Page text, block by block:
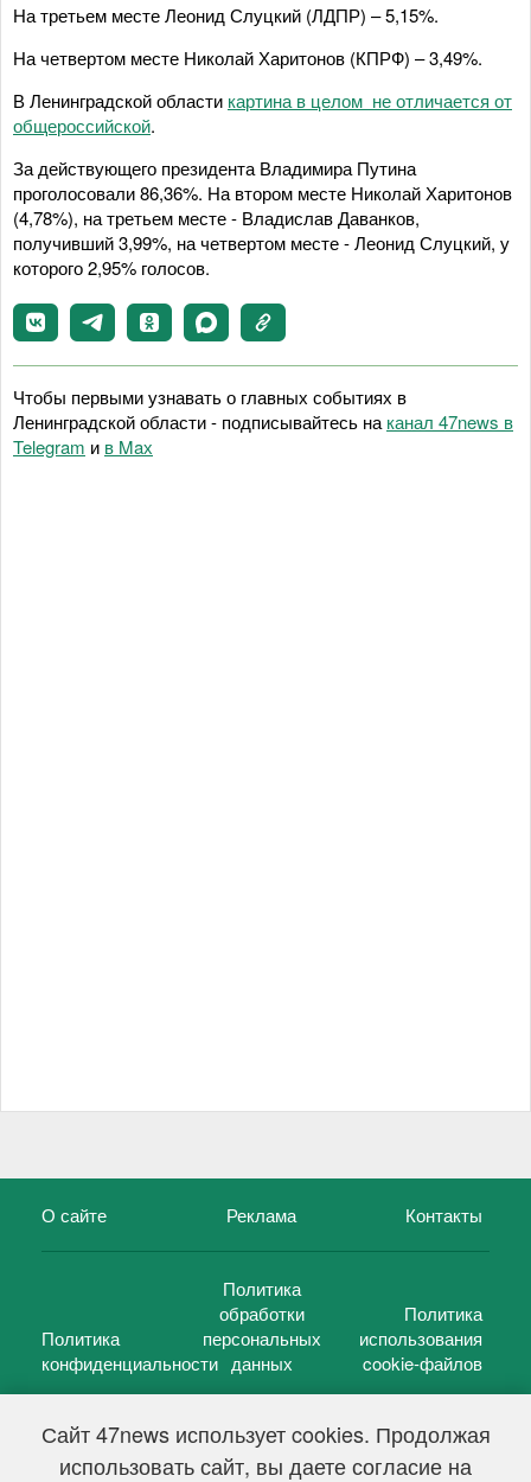
Сайт 47news использует cookies. Продолжая
использовать сайт, вы даете согласие на
На третьем месте Леонид Слуцкий (ЛДПР) – 5,15%.
На четвертом месте Николай Харитонов (КПРФ) – 3,49%.
В Ленинградской области картина в целом не отличается от
общероссийской.
За действующего президента Владимира Путина
проголосовали 86,36%. На втором месте Николай Харитонов
(4,78%), на третьем месте - Владислав Даванков,
получивший 3,99%, на четвертом месте - Леонид Слуцкий, у
которого 2,95% голосов.
Чтобы первыми узнавать о главных событиях в
Ленинградской области - подписывайтесь на канал 47news в
Telegram и в Maх
О сайте Реклама Контакты
Политика
конфиденциальности
Политика
обработки
персональных
данных
Политика
использования
cookie-файлов